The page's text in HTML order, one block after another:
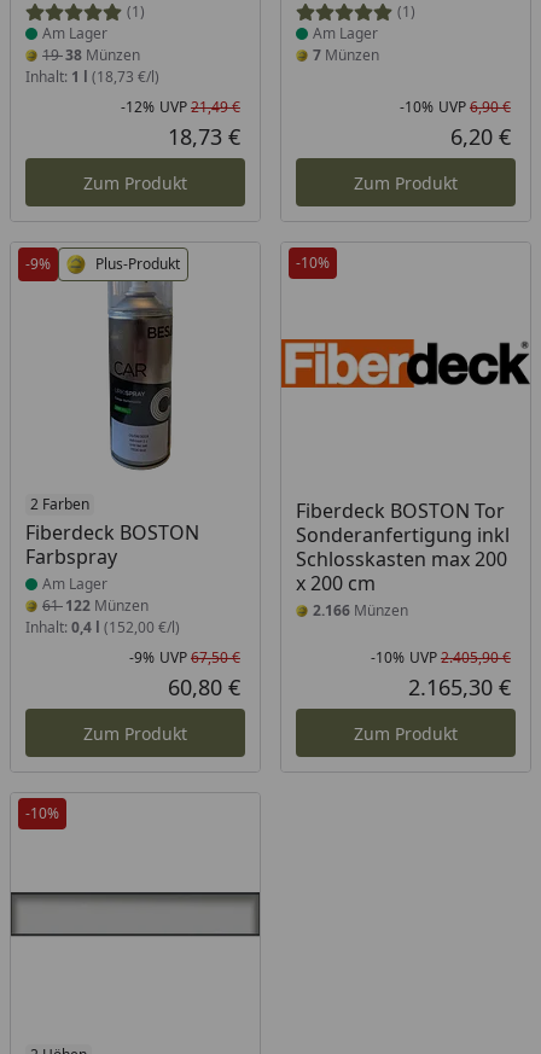
(1)
Am Lager
1938 Münzen
Inhalt: 1 l (18,73 €/l)
Rabatt in Prozent
-12%
Ursprünglicher Preis
UVP21,49 €
Aktueller Preis
18,73 €
Zum Produkt
(1)
Am Lager
7Münzen
-10% UVP6,90 €
6,20 €
Zum Produkt
-9% Plus-Produkt
2 Farben
Fiberdeck BOSTON
Farbspray
Produkt am Lager
Am Lager
61122 Münzen
Inhalt: 0,4 l (152,00 €/l)
Rabatt in Prozent
-9%
Ursprünglicher Preis
UVP67,50 €
Aktueller Preis
60,80 €
Zum Produkt
-10%
Fiberdeck BOSTON Tor
Sonderanfertigung inkl
Schlosskasten max 200
x 200 cm
2.166Münzen
-10% UVP2.405,90 €
2.165,30 €
Zum Produkt
-10%